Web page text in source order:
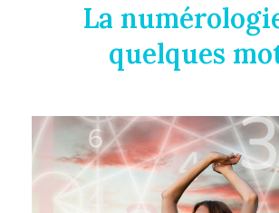
La
quelques